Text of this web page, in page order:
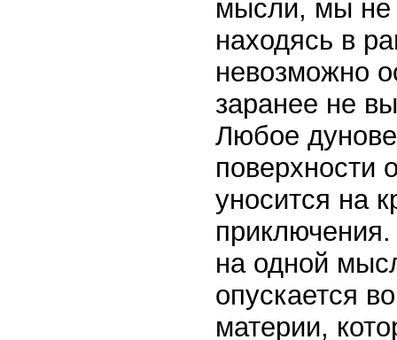
мысли, мы не
находясь в
невозможно
заранее не
Любое
поверхности
уносится на
приключения.
на одной
опускается
материи,